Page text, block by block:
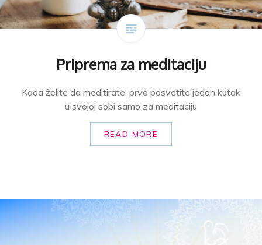
Priprema za meditaciju
Kada želite da meditirate, prvo posvetite jedan kutak
u svojoj sobi samo za meditaciju
READ MORE